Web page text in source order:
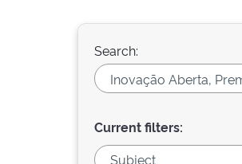
Search:
Current filters: